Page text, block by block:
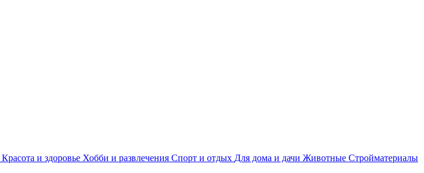
Красота и здоровье Хобби и развлечения Спорт и отдых Для дома и дачи Животные Стройматериалы